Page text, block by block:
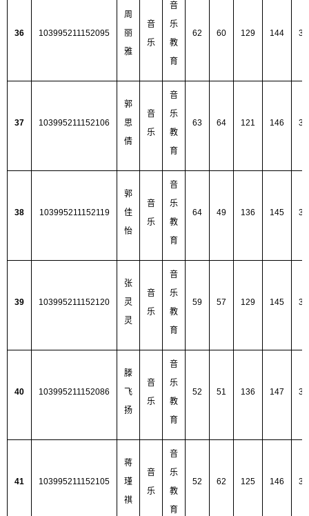
36 103995211152095
周
丽
雅
音
乐
音
乐
教
育
62 60 129 144
37 103995211152106
郭
思
倩
音
乐
音
乐
教
育
63 64 121 146
38 103995211152119
郭
佳
怡
音
乐
音
乐
教
育
64 49 136 145
39 103995211152120
张
灵
灵
音
乐
音
乐
教
育
59 57 129 145
40 103995211152086
滕
飞
扬
音
乐
音
乐
教
育
52 51 136 147
41 103995211152105
蒋
瑾
祺
音
乐
音
乐
教
育
52 62 125 146